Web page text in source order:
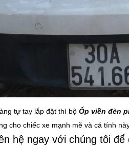
tự tay lắp đặt thì bộỐp viền đèn
cho chiếc xe mạnh mẽ và cá tính
hệ ngay với chúng tôi